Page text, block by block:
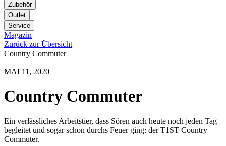
Zubehör
Outlet
Service
Magazin
Zurück zur Übersicht
Country Commuter
MAI 11, 2020
Country Commuter
Ein verlässliches Arbeitstier, dass Sören auch heute noch jeden Tag
begleitet und sogar schon durchs Feuer ging: der T1ST Country
Commuter.